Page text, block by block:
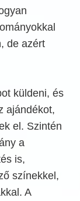
de azért
küldeni, és
ajándékot,
el. Szintén
a
is,
színekkel,
A